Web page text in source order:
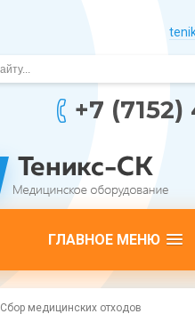
+7
ГЛАВНОЕ МЕНЮ
Сбор медицинских отходов